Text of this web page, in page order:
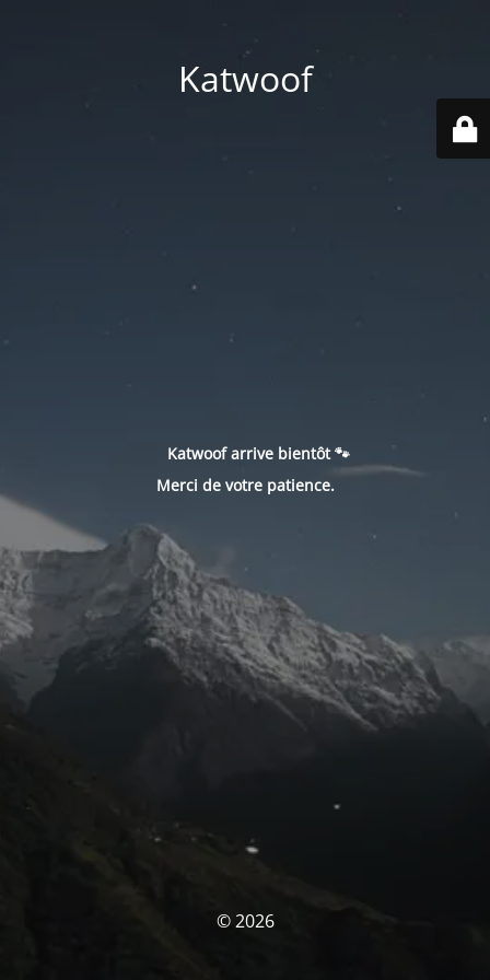
Katwoof
Katwoof arrive bientôt 🐾
Merci de votre patience.
© 2026